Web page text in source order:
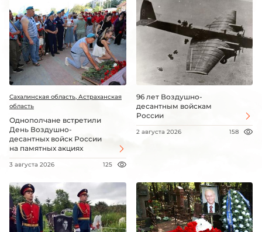
Сахалинская область, Астраханская
область
Однополчане встретили
День Воздушно-
десантных войск России
на памятных акциях
3 августа 2026 125
96 лет Воздушно-
десантным войскам
России
2 августа 2026 158